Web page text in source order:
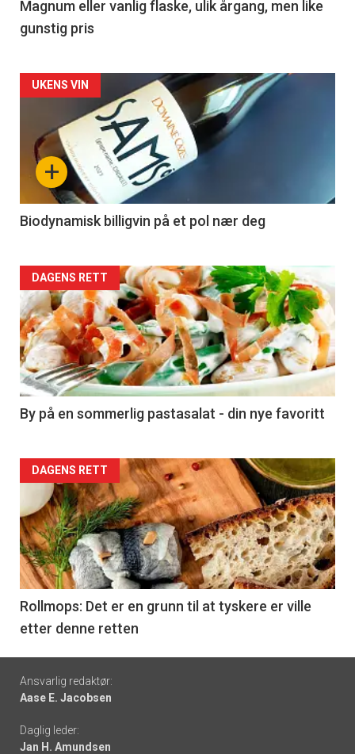
3
Magnum eller vanlig flaske, ulik årgang, men like
gunstig pris
Forsiden
akkurat
nå
4
+
UKENS VIN
Biodynamisk billigvin på et pol nær deg
Forsiden
akkurat
nå
-
5
DAGENS RETT
By på en sommerlig pastasalat - din nye favoritt
Forsiden
akkurat
nå
-
6
DAGENS RETT
Rollmops: Det er en grunn til at tyskere er ville
etter denne retten
Footer
-
links
Ansvarlig redaktør:
Aase E. Jacobsen
Daglig leder:
Jan H. Amundsen